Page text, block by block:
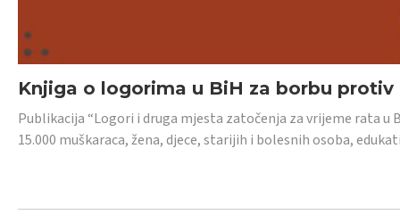
Knjiga o logorima u BiH za borbu
Publikacija “Logori i druga mjesta zatočenja za vrijeme rata u
15.000 muškaraca, žena, djece, starijih i bolesnih osoba,